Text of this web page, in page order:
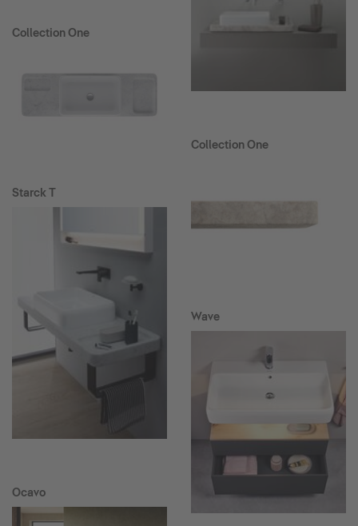
Collection One
Starck T
Ocavo
Collection One
Wave